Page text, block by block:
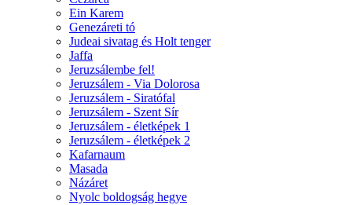
Ein Karem
Genezáreti tó
Judeai sivatag és Holt tenger
Jaffa
Jeruzsálembe fel!
Jeruzsálem - Via Dolorosa
Jeruzsálem - Siratófal
Jeruzsálem - Szent Sír
Jeruzsálem - életképek 1
Jeruzsálem - életképek 2
Kafarnaum
Masada
Názáret
Nyolc boldogság hegye